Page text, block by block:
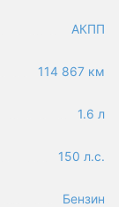
АКПП
114 867 км
1.6 л
150 л.с.
Бензин